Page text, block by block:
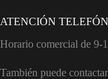
ATENCIÓN
Horario comercial de 9-
También puede